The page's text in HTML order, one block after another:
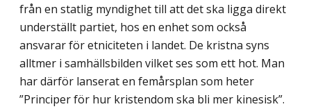
från en statlig myndighet till att det ska ligga direkt
underställt partiet, hos en enhet som också
ansvarar för etniciteten i landet. De kristna syns
alltmer i samhällsbilden vilket ses som ett hot. Man
har därför lanserat en femårsplan som heter
”Principer för hur kristendom ska bli mer kinesisk”.